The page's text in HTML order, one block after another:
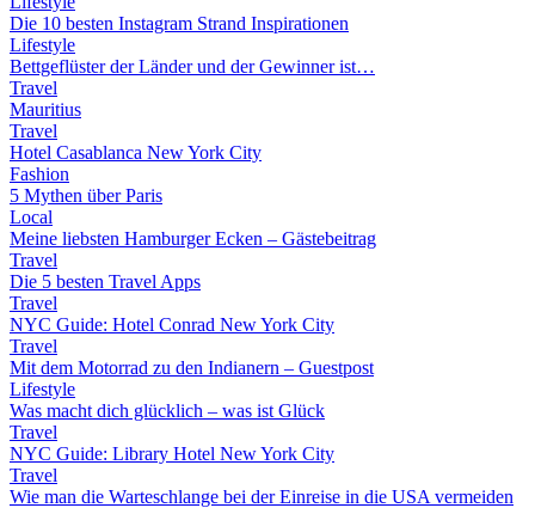
Die 10 besten Instagram Strand Inspirationen
Lifestyle
Bettgeflüster der Länder und der Gewinner ist…
Travel
Mauritius
Travel
Hotel Casablanca New York City
Fashion
5 Mythen über Paris
Local
Meine liebsten Hamburger Ecken – Gästebeitrag
Travel
Die 5 besten Travel Apps
Travel
NYC Guide: Hotel Conrad New York City
Travel
Mit dem Motorrad zu den Indianern – Guestpost
Lifestyle
Was macht dich glücklich – was ist Glück
Travel
NYC Guide: Library Hotel New York City
Travel
Wie man die Warteschlange bei der Einreise in die USA vermeiden